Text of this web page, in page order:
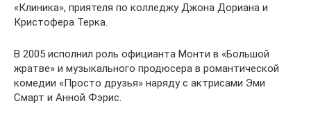
«Клиника», приятеля по колледжу Джона Дориана и
Кристофера Терка.
В 2005 исполнил роль официанта Монти в «Большой
жратве» и музыкального продюсера в романтической
комедии «Просто друзья» наряду с актрисами Эми
Смарт и Анной Фэрис.